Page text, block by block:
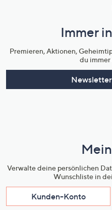
Immer
Premieren, Aktionen,
du immer
Verwalte deine persönlichen
Wunschliste in
Kunden-Konto